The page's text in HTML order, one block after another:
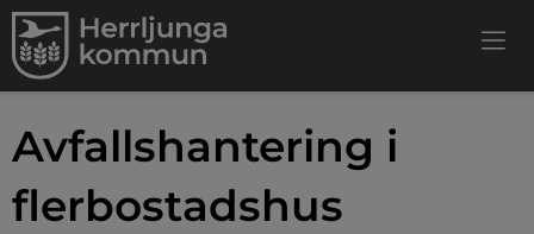
Avfallshantering i
flerbostadshus